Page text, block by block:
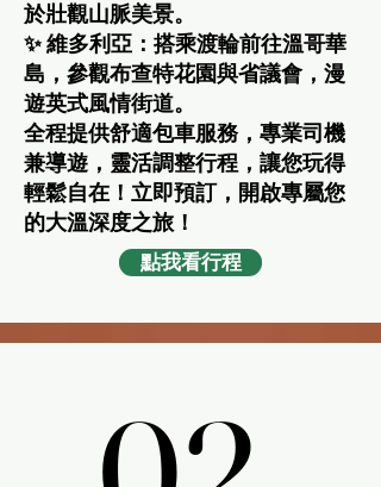
於壯觀山脈美景。
✨ 維多利亞：搭乘渡輪前往溫哥華
島，參觀布查特花園與省議會，漫
遊英式風情街道。
全程提供舒適包車服務，專業司機
兼導遊，靈活調整行程，讓您玩得
輕鬆自在！立即預訂，開啟專屬您
的大溫深度之旅！
點我看行程